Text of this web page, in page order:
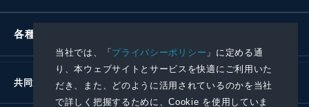
当社では、「プライバシーポリシー 」に定める通
り、本ウェブサイトとサービスを快適にご利用いた
だき、また、どのように活用されているのかを当社
で詳しく把握するために、Cookie を使用していま
各種お問い合わせ
共同通信社グループ